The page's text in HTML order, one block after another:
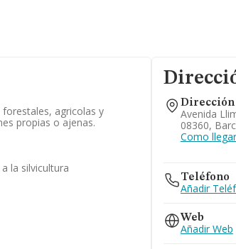
agricolas y
propias o ajenas.
la silvicultura
Dirección
Avenida
08360,
Como llegar
Teléfono
Añadir
Web
Añadir Web